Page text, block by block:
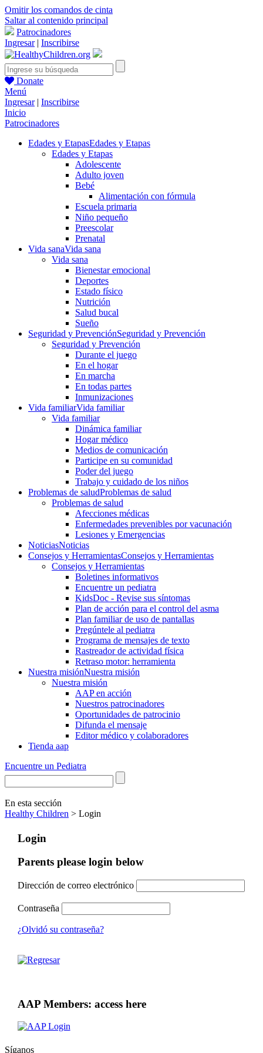
Omitir los comandos de cinta
Saltar al contenido principal
Patrocinadores
Ingresar| Inscribirse
Donate
Menú
Ingresar| Inscribirse
Inicio
Patrocinadores
Edades y EtapasEdades y Etapas
Edades y Etapas
Adolescente
Adulto joven
Bebé
Alimentación con fórmula
Escuela primaria
Niño pequeño
Preescolar
Prenatal
Vida sanaVida sana
Vida sana
Bienestar emocional
Deportes
Estado físico
Nutrición
Salud bucal
Sueño
Seguridad y PrevenciónSeguridad y Prevención
Seguridad y Prevención
Durante el juego
En el hogar
En marcha
En todas partes
Inmunizaciones
Vida familiarVida familiar
Vida familiar
Dinámica familiar
Hogar médico
Medios de comunicación
Participe en su comunidad
Poder del juego
Trabajo y cuidado de los niños
Problemas de saludProblemas de salud
Problemas de salud
Afecciones médicas
Enfermedades prevenibles por vacunación
Lesiones y Emergencias
NoticiasNoticias
Consejos y HerramientasConsejos y Herramientas
Consejos y Herramientas
Boletines informativos
Encuentre un pediatra
KidsDoc - Revise sus síntomas
Plan de acción para el control del asma
Plan familiar de uso de pantallas
Pregúntele al pediatra
Programa de mensajes de texto
Rastre​​ador de activida​d física
Retraso motor: herramienta
Nuestra misiónNuestra misión
Nuestra misión
AAP en acción
Nuestros patrocinadores
Oportunidades de patrocinio
Difunda el mensaje
Editor médico y colaboradores
Tienda aap
Encuentre un Pediatra
En esta sección
Healthy Children > Login
Login
Parents please login below
Dirección de correo electrónico
Contraseña
¿Olvidó su contraseña?
AAP Members: access here
Síganos